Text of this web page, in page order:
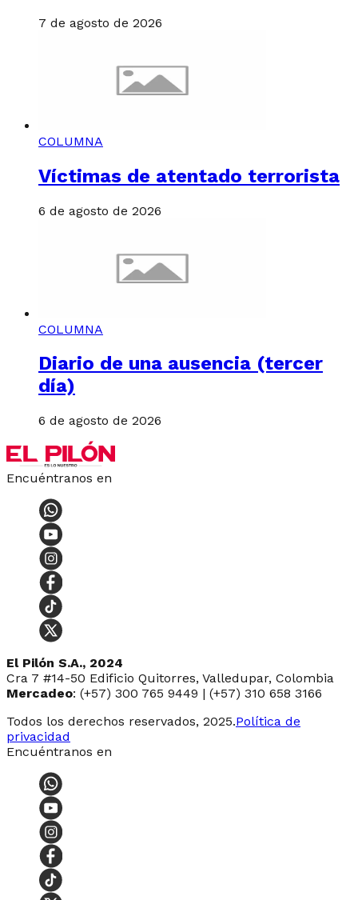
7 de agosto de 2026
COLUMNA
Víctimas de atentado terrorista
6 de agosto de 2026
COLUMNA
Diario de una ausencia (tercer
día)
6 de agosto de 2026
Encuéntranos en
El Pilón S.A., 2024
Cra 7 #14-50 Edificio Quitorres, Valledupar, Colombia
Mercadeo: (+57) 300 765 9449 | (+57) 310 658 3166
Todos los derechos reservados, 2025.Política de
privacidad
Encuéntranos en